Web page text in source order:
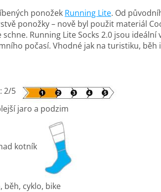
ponožek Running Lite. Od
ponožky – nově byl použit materiál
Running Lite Socks 2.0 jsou
počasí. Vhodné jak na turistiku, běh
2/5
jaro a podzim
kotník
běh, cyklo, bike